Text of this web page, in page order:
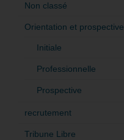
Non classé
Orientation et prospective
Initiale
Professionnelle
Prospective
recrutement
Tribune Libre